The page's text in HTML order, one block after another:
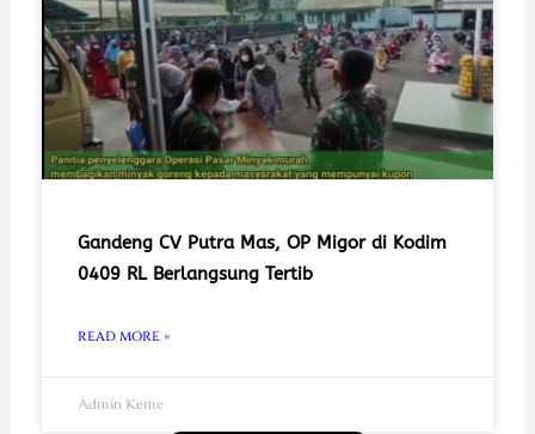
Gandeng CV Putra Mas, OP Migor di Kodim
0409 RL Berlangsung Tertib
READ MORE »
Admin Keme